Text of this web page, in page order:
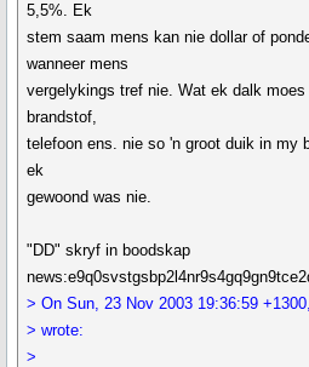
5,5%. Ek
stem saam mens kan nie dollar of
wanneer mens
vergelykings tref nie. Wat ek dalk
brandstof,
telefoon ens. nie so 'n groot duik in my
ek
gewoond was nie.
"DD" skryf in boodskap
> On Sun, 23 Nov 2003 19:36:59
> wrote:
>